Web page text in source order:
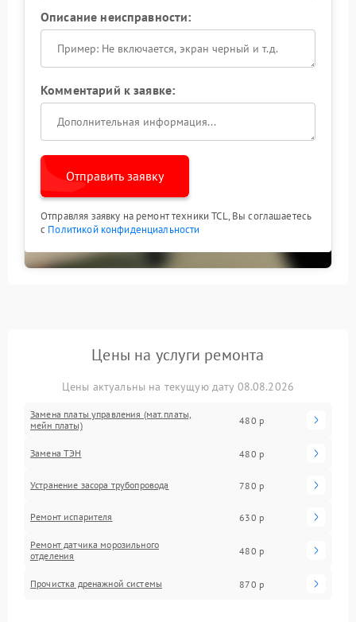
Описание неисправности:
Комментарий к заявке:
Отправить заявку
Отправляя заявку на ремонт техники TCL, Вы соглашаетесь
с Политикой конфиденциальности
Цены на услуги ремонта
Цены актуальны на текущую дату 08.08.2026
Замена платы управления (мат.платы,
мейн платы)
480 р
Замена ТЭН 480 р
Устранение засора трубопровода 780 р
Ремонт испарителя 630 р
Ремонт датчика морозильного
отделения
480 р
Прочистка дренажной системы 870 р